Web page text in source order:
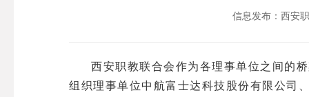
信息发布：西安
西安职教联合会作为各理事单位之间的
组织理事单位中航富士达科技股份有限公司